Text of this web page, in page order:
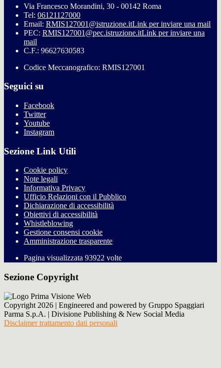
Via Francesco Morandini, 30 - 00142 Roma
Tel: 06121127000
Email: RMIS127001@istruzione.itLink per inviare una mail
PEC: RMIS127001@pec.istruzione.itLink per inviare una
mail
C.F.: 96627630583
Codice Meccanografico: RMIS127001
Seguici su
Facebook
Twitter
Youtube
Instagram
Sezione Link Utili
Cookie policy
Note legali
Informativa Privacy
Ufficio Relazioni con il Pubblico
Dichiarazione di accessibilità
Obiettivi di accessibilità
Whistleblowing
Gestione consensi cookie
Amministrazione trasparente
Pagina visualizzata 93922 volte
Sezione Copyright
Copyright 2026 | Engineered and powered by Gruppo Spaggiari
Parma S.p.A. | Divisione Publishing & New Social Media
Disclaimer trattamento dati personali